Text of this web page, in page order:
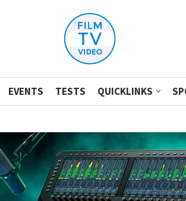
EVENTS TESTS QUICKLINKS